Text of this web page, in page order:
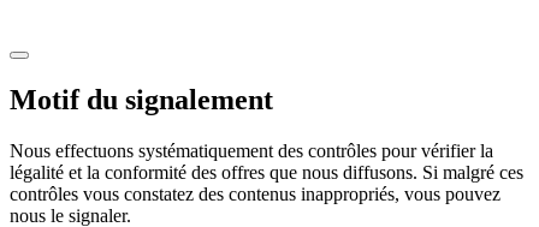
Motif du signalement
Nous effectuons systématiquement des contrôles pour vérifier la
légalité et la conformité des offres que nous diffusons. Si malgré ces
contrôles vous constatez des contenus inappropriés, vous pouvez
nous le signaler.